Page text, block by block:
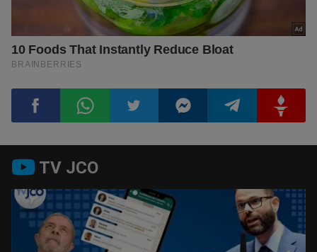
Compartilhar
no
Facebook
no
Whatsapp
no
Twitter
no
Messenger
no
Telegram
no
Gettr
TV JCO